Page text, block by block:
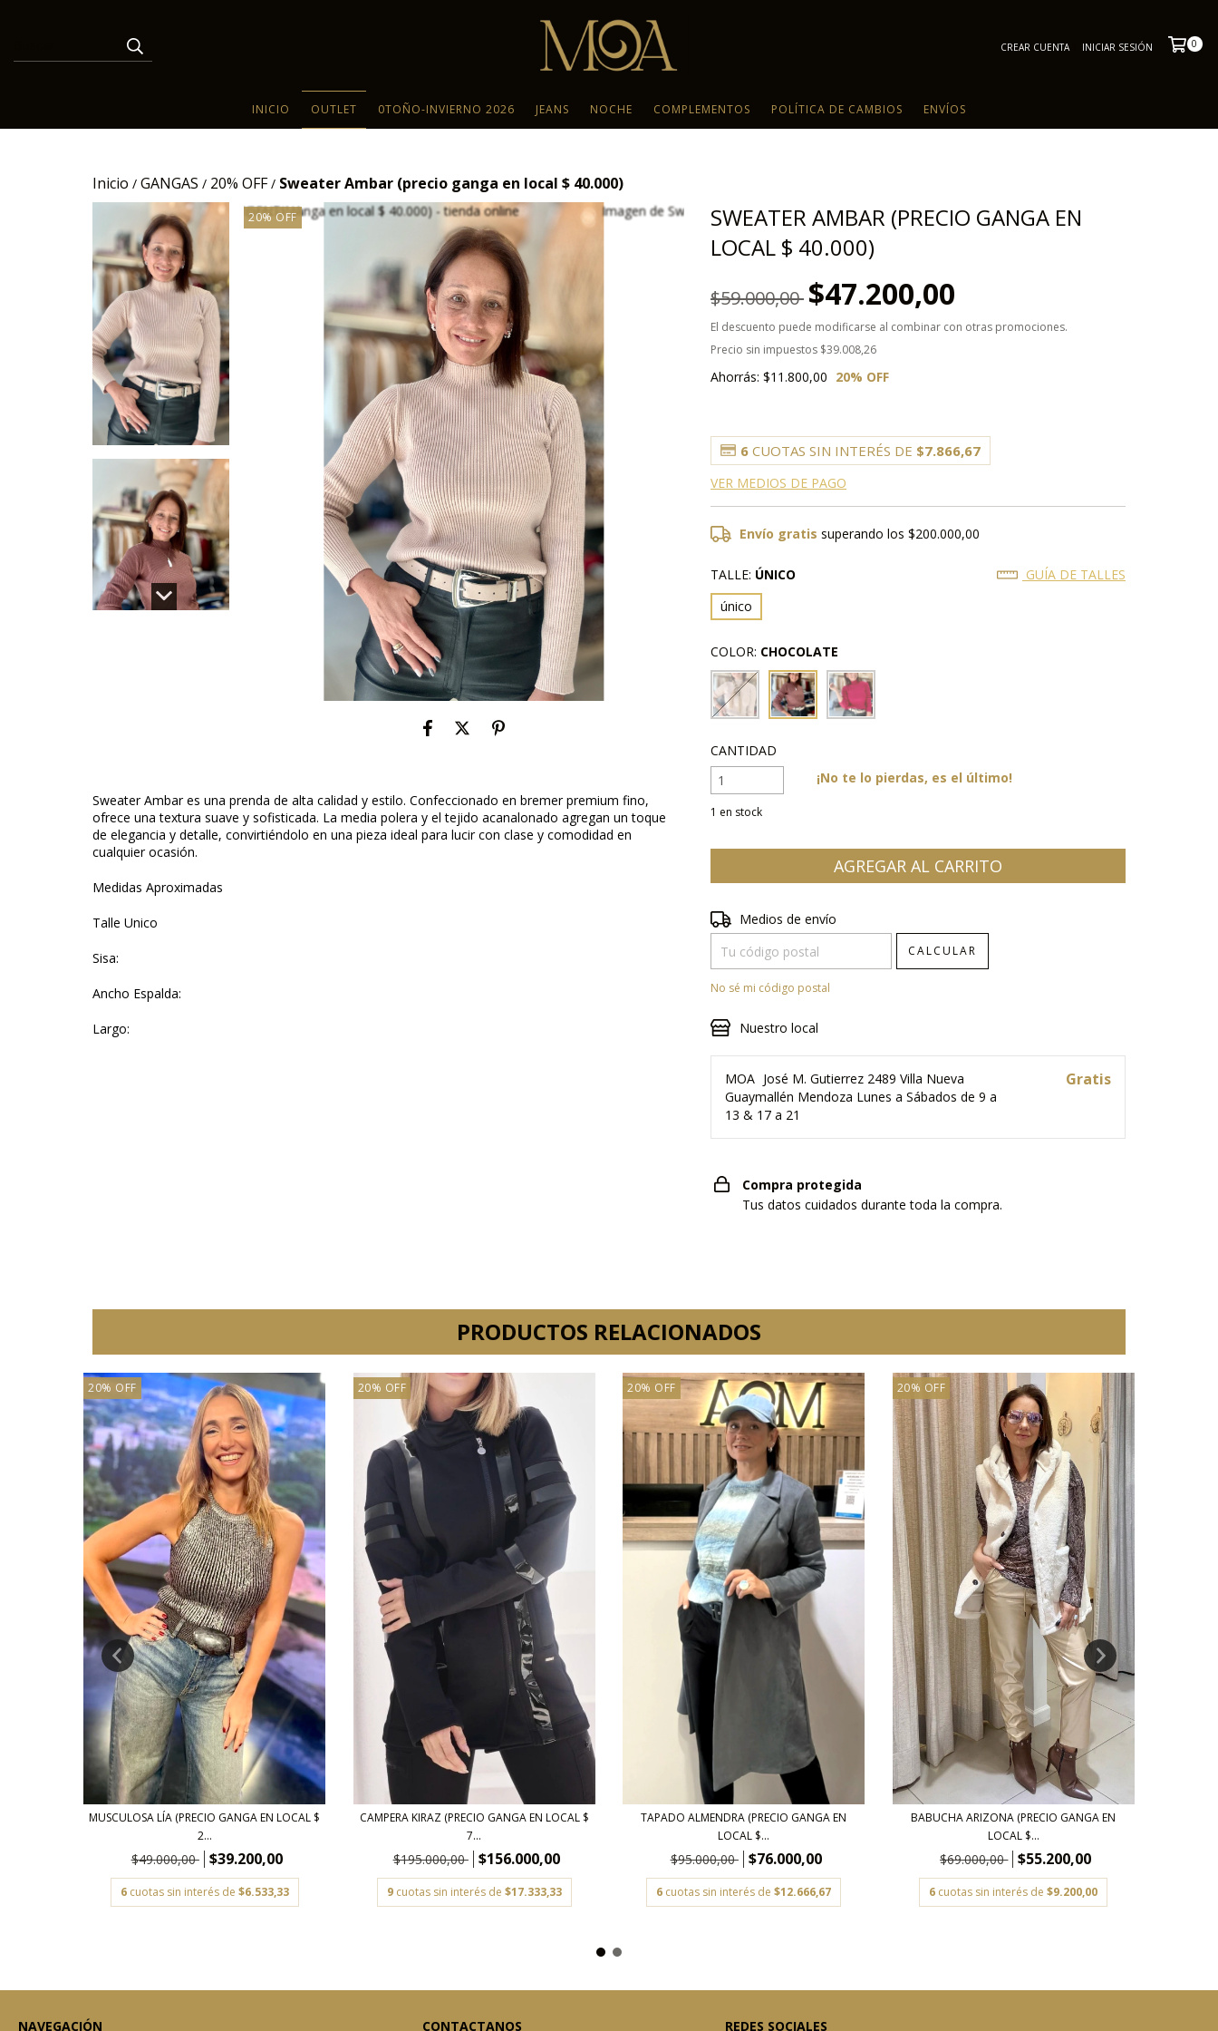
CREAR CUENTA INICIAR SESIÓN 0
INICIO OUTLET 0TOÑO-INVIERNO 2026 JEANS NOCHE COMPLEMENTOS POLÍTICA DE CAMBIOS ENVÍOS
Inicio / GANGAS / 20% OFF / Sweater Ambar (precio ganga en local $ 40.000)
20% OFF
Sweater Ambar es una prenda de alta calidad y estilo. Confeccionado en bremer premium fino,
ofrece una textura suave y sofisticada. La media polera y el tejido acanalonado agregan un toque
de elegancia y detalle, convirtiéndolo en una pieza ideal para lucir con clase y comodidad en
cualquier ocasión.
Medidas Aproximadas
Talle Unico
Sisa:
Ancho Espalda:
Largo:
SWEATER AMBAR (PRECIO GANGA EN
LOCAL $ 40.000)
$59.000,00 $47.200,00
El descuento puede modificarse al combinar con otras promociones.
Precio sin impuestos $39.008,26
Ahorrás: $11.800,00 20% OFF
6 CUOTAS SIN INTERÉS DE $7.866,67
VER MEDIOS DE PAGO
Envío gratis superando los$200.000,00
TALLE: ÚNICO
GUÍA DE TALLES
único
COLOR: CHOCOLATE
CANTIDAD
1 en stock
¡No te lo pierdas, es el último!
Entregas para el CP:
Medios de envío
CALCULAR
No sé mi código postal
Nuestro local
MOA José M. Gutierrez 2489 Villa Nueva
Guaymallén Mendoza Lunes a Sábados de 9 a
13 & 17 a 21
Gratis
Compra protegida
Tus datos cuidados durante toda la compra.
PRODUCTOS RELACIONADOS
20% OFF
MUSCULOSA LÍA (PRECIO GANGA EN LOCAL $
2...
$49.000,00 $39.200,00
6 cuotas sin interés de $6.533,33
20% OFF
CAMPERA KIRAZ (PRECIO GANGA EN LOCAL $
7...
$195.000,00 $156.000,00
9 cuotas sin interés de $17.333,33
20% OFF
TAPADO ALMENDRA (PRECIO GANGA EN
LOCAL $...
$95.000,00 $76.000,00
6 cuotas sin interés de$12.666,67
20% OFF
BABUCHA ARIZONA (PRECIO GANGA EN
LOCAL $...
$69.000,00 $55.200,00
6 cuotas sin interés de$9.200,00
NAVEGACIÓN CONTACTANOS REDES SOCIALES